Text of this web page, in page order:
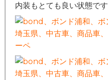
内装もとても良い状態です